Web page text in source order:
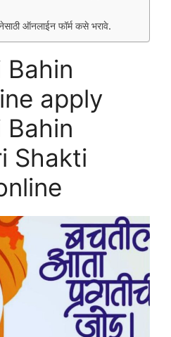
ऑनलाईन फॉर्म कसे भरावे.
Bahin
apply
Bahin
Shakti